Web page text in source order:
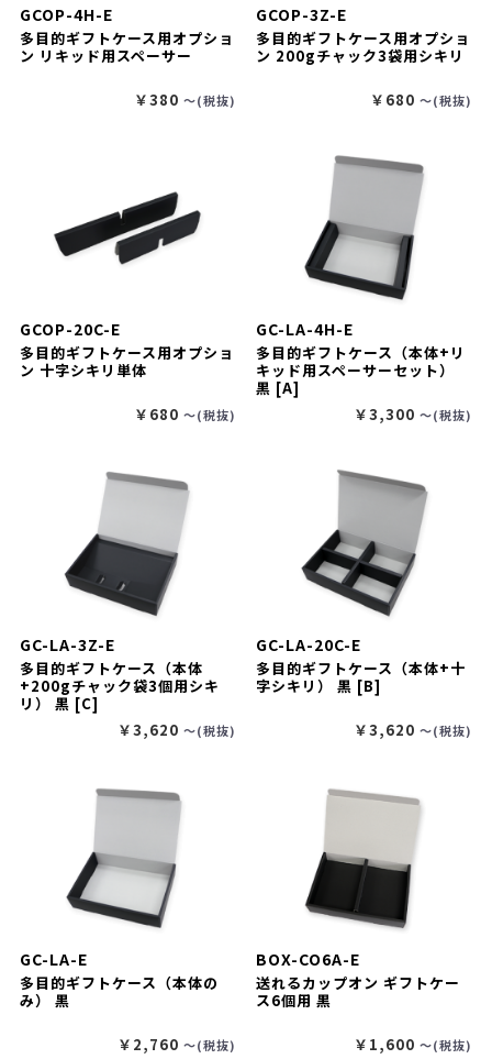
GCOP-4H-E
多目的ギフトケース用オプショ
ン リキッド用スペーサー
￥380 〜(税抜)
GCOP-3Z-E
多目的ギフトケース用オプショ
ン 200gチャック3袋用シキリ
￥680 〜(税抜)
GCOP-20C-E
多目的ギフトケース用オプショ
ン 十字シキリ単体
￥680 〜(税抜)
GC-LA-4H-E
多目的ギフトケース（本体+リ
キッド用スペーサーセット）
黒 [A]
￥3,300 〜(税抜)
GC-LA-3Z-E
多目的ギフトケース（本体
+200gチャック袋3個用シキ
リ） 黒 [C]
￥3,620 〜(税抜)
GC-LA-20C-E
多目的ギフトケース（本体+十
字シキリ） 黒 [B]
￥3,620 〜(税抜)
GC-LA-E
多目的ギフトケース（本体の
み） 黒
￥2,760 〜(税抜)
BOX-CO6A-E
送れるカップオン ギフトケー
ス6個用 黒
￥1,600 〜(税抜)